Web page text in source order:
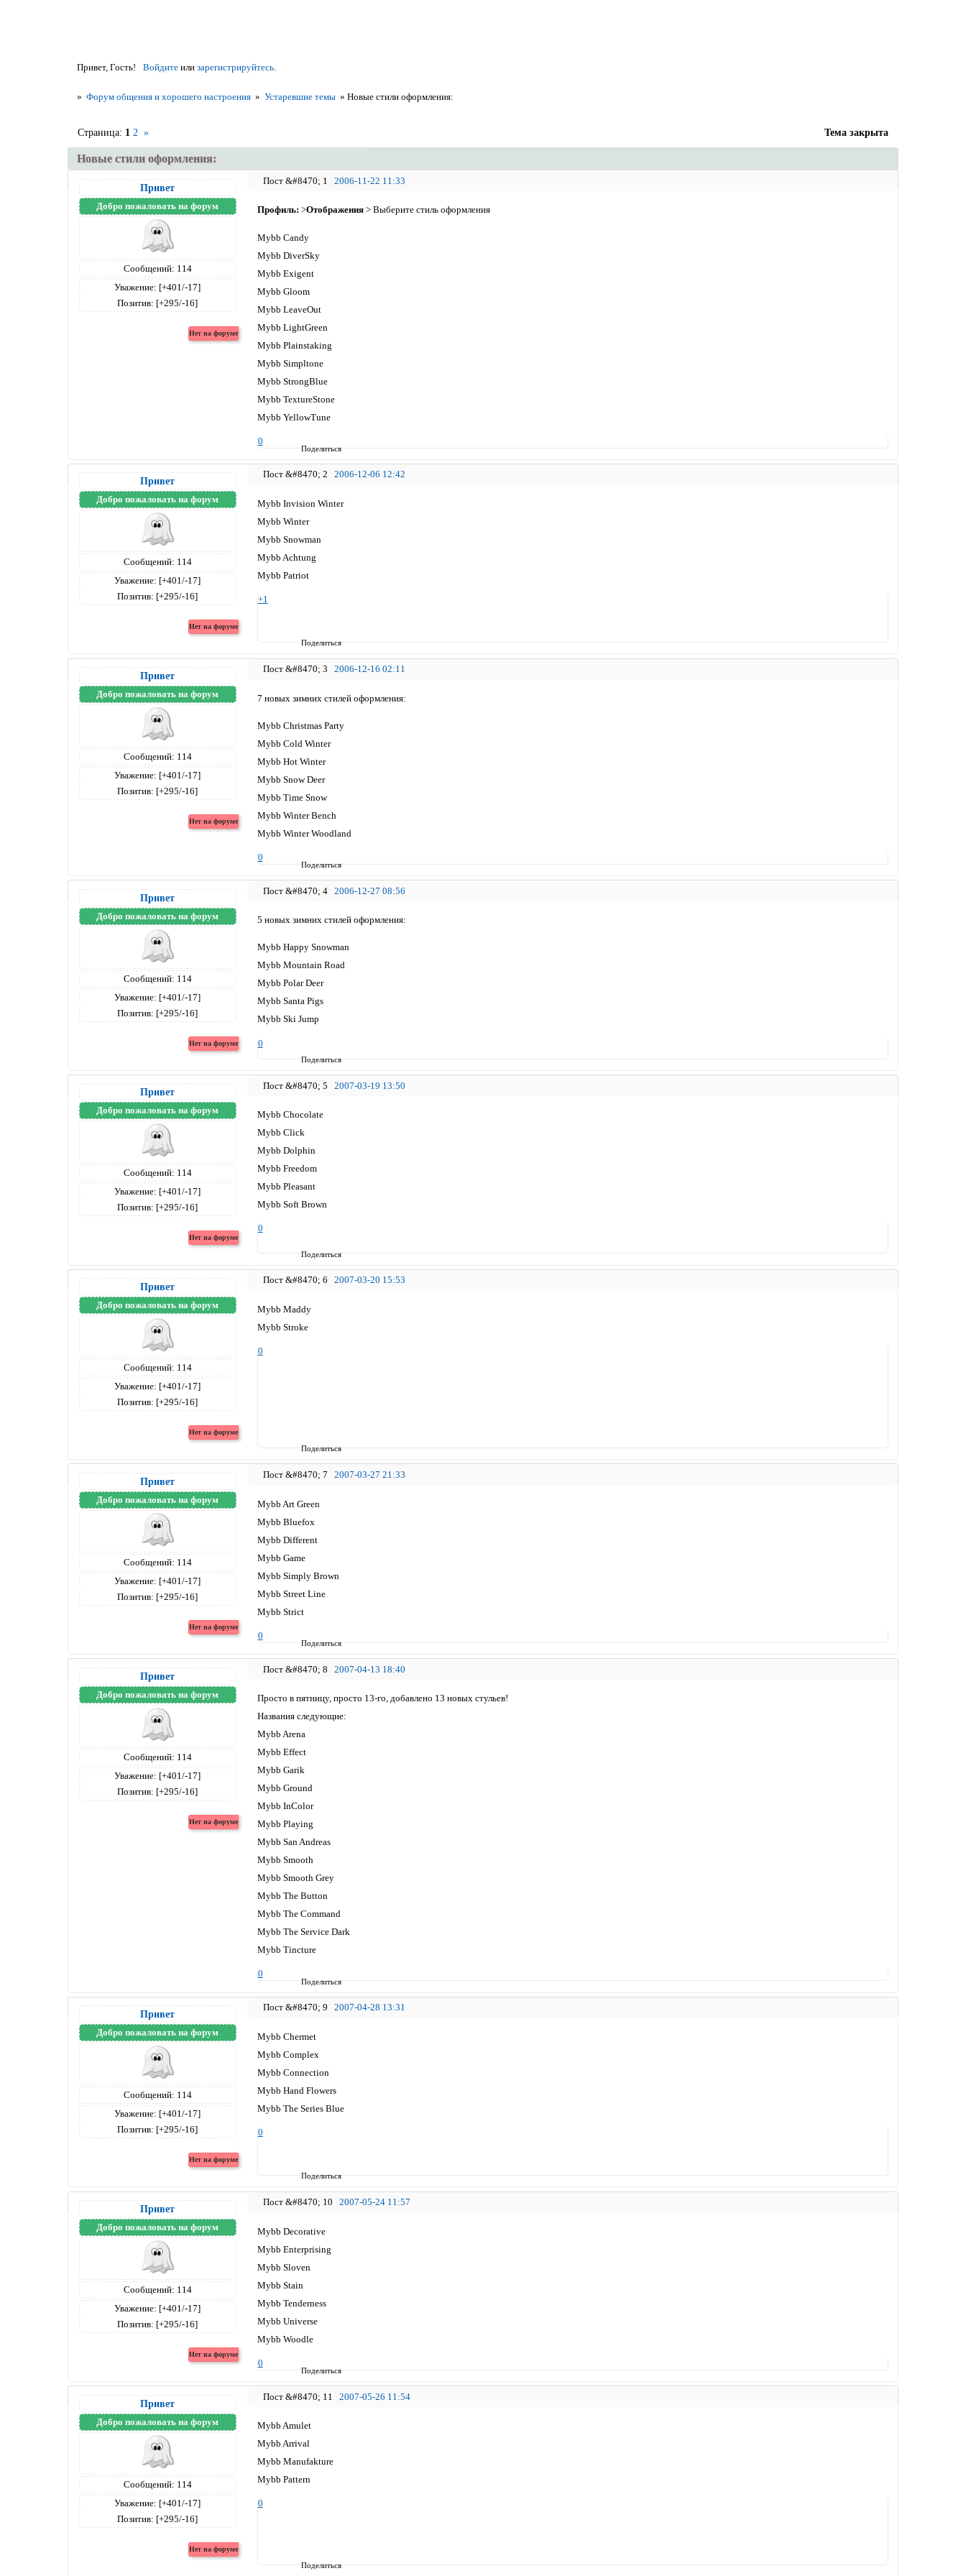
Привет, Гость! Войдитеили зарегистрируйтесь.
» Форум общения и хорошего настроения » Устаревшие темы »Новые стили оформления:
Новые стили оформления:
Страница: 1 2 » Тема закрыта
Поделиться
1 2006-11-22 11:33
Привет
Добро пожаловать на форум
Сообщений: 114
Уважение: [+401/-17]
Позитив: [+295/-16]
Профиль: >Отображения> Выберите стиль оформления
Mybb Candy
Mybb DiverSky
Mybb Exigent
Mybb Gloom
Mybb LeaveOut
Mybb LightGreen
Mybb Plainstaking
Mybb Simpltone
Mybb StrongBlue
Mybb TextureStone
Mybb YellowTune
0
Поделиться
2 2006-12-06 12:42
Привет
Добро пожаловать на форум
Сообщений: 114
Уважение: [+401/-17]
Позитив: [+295/-16]
Mybb Invision Winter
Mybb Winter
Mybb Snowman
Mybb Achtung
Mybb Patriot
+1
Поделиться
3 2006-12-16 02:11
Привет
Добро пожаловать на форум
Сообщений: 114
Уважение: [+401/-17]
Позитив: [+295/-16]
7 новых зимних стилей оформления:
Mybb Christmas Party
Mybb Cold Winter
Mybb Hot Winter
Mybb Snow Deer
Mybb Time Snow
Mybb Winter Bench
Mybb Winter Woodland
0
Поделиться
4 2006-12-27 08:56
Привет
Добро пожаловать на форум
Сообщений: 114
Уважение: [+401/-17]
Позитив: [+295/-16]
5 новых зимних стилей оформления:
Mybb Happy Snowman
Mybb Mountain Road
Mybb Polar Deer
Mybb Santa Pigs
Mybb Ski Jump
0
Поделиться
5 2007-03-19 13:50
Привет
Добро пожаловать на форум
Сообщений: 114
Уважение: [+401/-17]
Позитив: [+295/-16]
Mybb Chocolate
Mybb Click
Mybb Dolphin
Mybb Freedom
Mybb Pleasant
Mybb Soft Brown
0
Поделиться
6 2007-03-20 15:53
Привет
Добро пожаловать на форум
Сообщений: 114
Уважение: [+401/-17]
Позитив: [+295/-16]
Mybb Maddy
Mybb Stroke
0
Поделиться
7 2007-03-27 21:33
Привет
Добро пожаловать на форум
Сообщений: 114
Уважение: [+401/-17]
Позитив: [+295/-16]
Mybb Art Green
Mybb Bluefox
Mybb Different
Mybb Game
Mybb Simply Brown
Mybb Street Line
Mybb Strict
0
Поделиться
8 2007-04-13 18:40
Привет
Добро пожаловать на форум
Сообщений: 114
Уважение: [+401/-17]
Позитив: [+295/-16]
Просто в пятницу, просто 13-го, добавлено 13 новых стульев!
Названия следующие:
Mybb Arena
Mybb Effect
Mybb Garik
Mybb Ground
Mybb InColor
Mybb Playing
Mybb San Andreas
Mybb Smooth
Mybb Smooth Grey
Mybb The Button
Mybb The Command
Mybb The Service Dark
Mybb Tincture
0
Поделиться
9 2007-04-28 13:31
Привет
Добро пожаловать на форум
Сообщений: 114
Уважение: [+401/-17]
Позитив: [+295/-16]
Mybb Chermet
Mybb Complex
Mybb Connection
Mybb Hand Flowers
Mybb The Series Blue
0
Поделиться
10 2007-05-24 11:57
Привет
Добро пожаловать на форум
Сообщений: 114
Уважение: [+401/-17]
Позитив: [+295/-16]
Mybb Decorative
Mybb Enterprising
Mybb Sloven
Mybb Stain
Mybb Tenderness
Mybb Universe
Mybb Woodle
0
Поделиться
11 2007-05-26 11:54
Привет
Добро пожаловать на форум
Сообщений: 114
Уважение: [+401/-17]
Позитив: [+295/-16]
Mybb Amulet
Mybb Arrival
Mybb Manufakture
Mybb Pattern
0